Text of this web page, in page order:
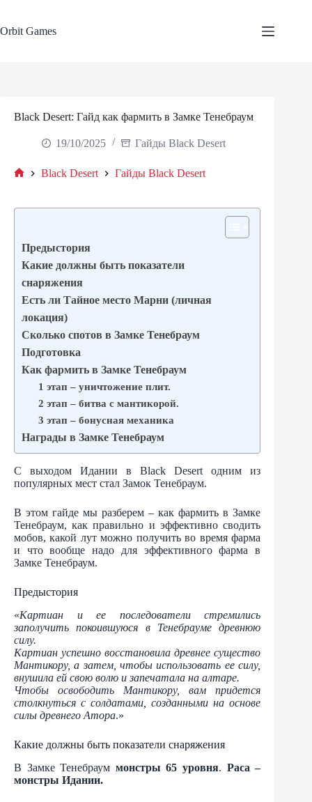
content
Orbit Games
Black Desert: Гайд как фармить в Замке Тенебраум
19/10/2025 Гайды Black Desert
Black Desert Гайды Black Desert
Предыстория
Какие должны быть показатели
снаряжения
Есть ли Тайное место Марни (личная
локация)
Сколько спотов в Замке Тенебраум
Подготовка
Как фармить в Замке Тенебраум
1 этап – уничтожение плит.
2 этап – битва с мантикорой.
3 этап – бонусная механика
Награды в Замке Тенебраум
С выходом Идании в Black Desert одним из
популярных мест стал Замок Тенебраум.
В этом гайде мы разберем – как фармить в Замке
Тенебраум, как правильно и эффективно сводить
мобов, какой лут можно получить во время фарма
и что вообще надо для эффективного фарма в
Замке Тенебраум.
Предыстория
«Картиан и ее последователи стремились
заполучить покоившуюся в Тенебрауме древнюю
силу.
Картиан успешно восстановила древнее существо
Мантикору, а затем, чтобы использовать ее силу,
внушила ей свою волю и запечатала на алтаре.
Чтобы освободить Мантикору, вам придется
столкнуться с солдатами, созданными на основе
силы древнего Атора.»
Какие должны быть показатели снаряжения
В Замке Тенебраум монстры 65 уровня. Раса –
монстры Идании.